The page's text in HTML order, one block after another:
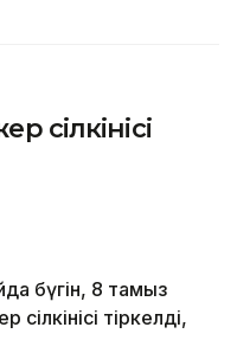
сілкінісі
бүгін, 8 тамыз
тіркелді,